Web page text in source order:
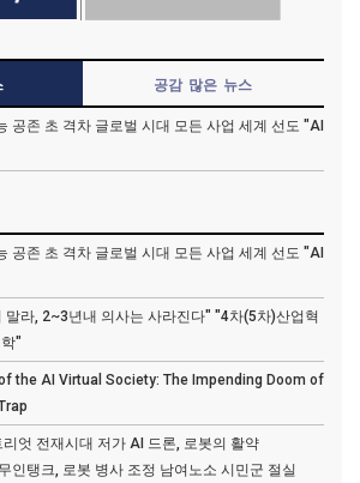
공감 많은 뉴스
공존 초 격차 글로벌 시대 모든 사업 세계 선도 "AI
공존 초 격차 글로벌 시대 모든 사업 세계 선도 "AI
말라, 2~3년내 의사는 사라진다" "4차(5차)산업혁
"
the AI Virtual Society: The Impending Doom of
엇 전재시대 저가 AI 드론, 로봇의 활약
인탱크, 로봇 병사 조정 남여노소 시민군 절실